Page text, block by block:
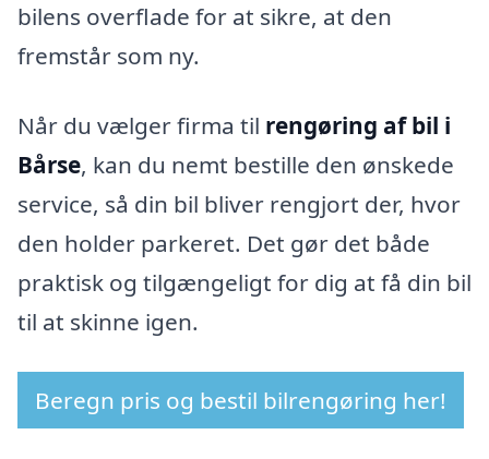
bilens overflade for at sikre, at den
fremstår som ny.
Når du vælger firma til rengøring af bil i
Bårse, kan du nemt bestille den ønskede
service, så din bil bliver rengjort der, hvor
den holder parkeret. Det gør det både
praktisk og tilgængeligt for dig at få din bil
til at skinne igen.
Beregn pris og bestil bilrengøring her!